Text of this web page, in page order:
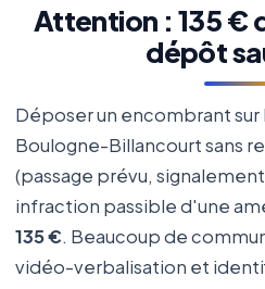
Attention : 135 €
dépôt
Déposer un encombrant
Boulogne-Billancourt sans
(passage prévu,
infraction passible d'une
135 €. Beaucoup de
vidéo-verbalisation et